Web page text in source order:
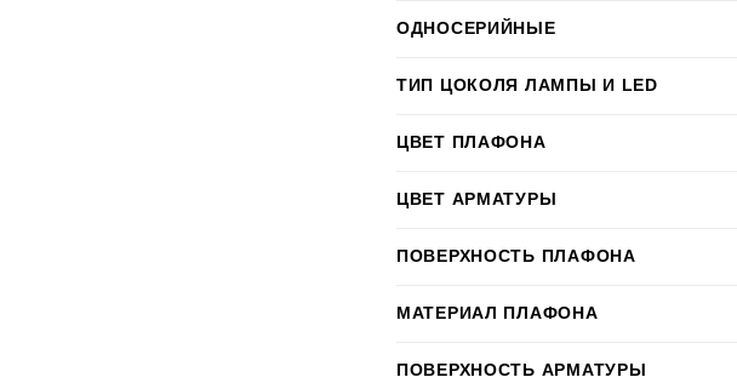
ОДНОСЕРИЙНЫЕ
ТИП ЦОКОЛЯ ЛАМПЫ И LED
ЦВЕТ ПЛАФОНА
ЦВЕТ АРМАТУРЫ
ПОВЕРХНОСТЬ ПЛАФОНА
МАТЕРИАЛ ПЛАФОНА
ПОВЕРХНОСТЬ АРМАТУРЫ